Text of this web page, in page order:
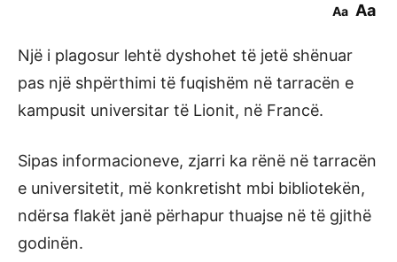
Aa Aa
Një i plagosur lehtë dyshohet të jetë shënuar
pas një shpërthimi të fuqishëm në tarracën e
kampusit universitar të Lionit, në Francë.
Sipas informacioneve, zjarri ka rënë në tarracën
e universitetit, më konkretisht mbi bibliotekën,
ndërsa flakët janë përhapur thuajse në të gjithë
godinën.